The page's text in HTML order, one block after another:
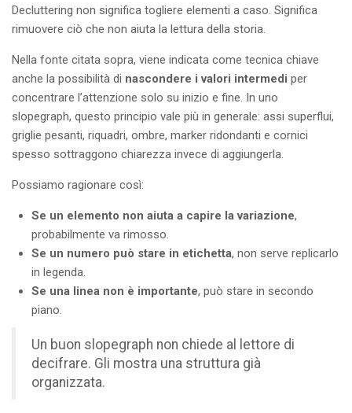
Decluttering non significa togliere elementi a caso. Significa
rimuovere ciò che non aiuta la lettura della storia.
Nella fonte citata sopra, viene indicata come tecnica chiave
anche la possibilità di nascondere i valori intermedi per
concentrare l’attenzione solo su inizio e fine. In uno
slopegraph, questo principio vale più in generale: assi superflui,
griglie pesanti, riquadri, ombre, marker ridondanti e cornici
spesso sottraggono chiarezza invece di aggiungerla.
Possiamo ragionare così:
Se un elemento non aiuta a capire la variazione,
probabilmente va rimosso.
Se un numero può stare in etichetta, non serve replicarlo
in legenda.
Se una linea non è importante, può stare in secondo
piano.
Un buon slopegraph non chiede al lettore di
decifrare. Gli mostra una struttura già
organizzata.